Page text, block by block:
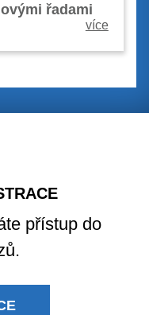
řadami
více
přístup do